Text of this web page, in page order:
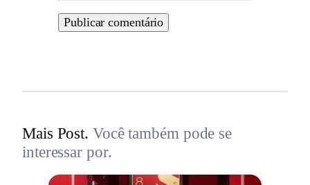
Mais Post. Você também pode se
interessar por.